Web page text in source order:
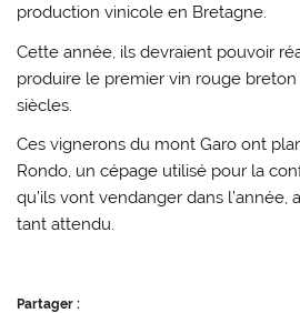
production vinicole en Bretagne.
Cette année, ils devraient pouvoir
produire le premier vin rouge
siècles.
Ces vignerons du mont Garo ont
Rondo, un cépage utilisé pour la
qu’ils vont vendanger dans l’année,
tant attendu.
Partager :